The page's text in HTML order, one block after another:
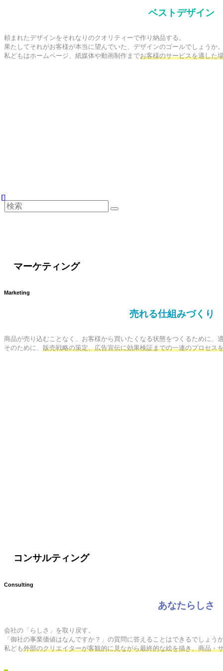
ベストデザイン
頼まれたデザインをそれなりのクオリティーで作り納品する。
果たしてそれがお客様が本当に望んでいた、デザインのゴールでしょうか
私どもはホームページ、紙媒体や動画制作までお客様のサービスを適した
マーケティング
Marketing
売れる仕組みづくり
商品が売り込むことなく、お客様から買いたくなる状態をつくるために
そのために、 販売戦略の策定、広告宣伝に効果検証までの一連のプロセス
コンサルティング
Consulting
あなたらしさ
会社の「らしさ」を取り戻す。
「御社の事業価値はなんですか？」の質問に答えることはできるでしょう
私ども外部のクリエイターが客観的に見ながら最終的な絵を描き、商品・